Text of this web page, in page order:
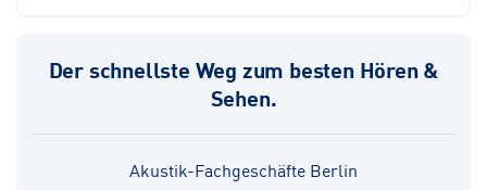
Der schnellste Weg zum besten Hören &
Sehen.
Akustik-Fachgeschäfte Berlin